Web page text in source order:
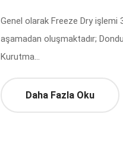
Genel olarak Freeze Dry işlemi
aşamadan oluşmaktadır;
Kurutma...
Daha Fazla Oku